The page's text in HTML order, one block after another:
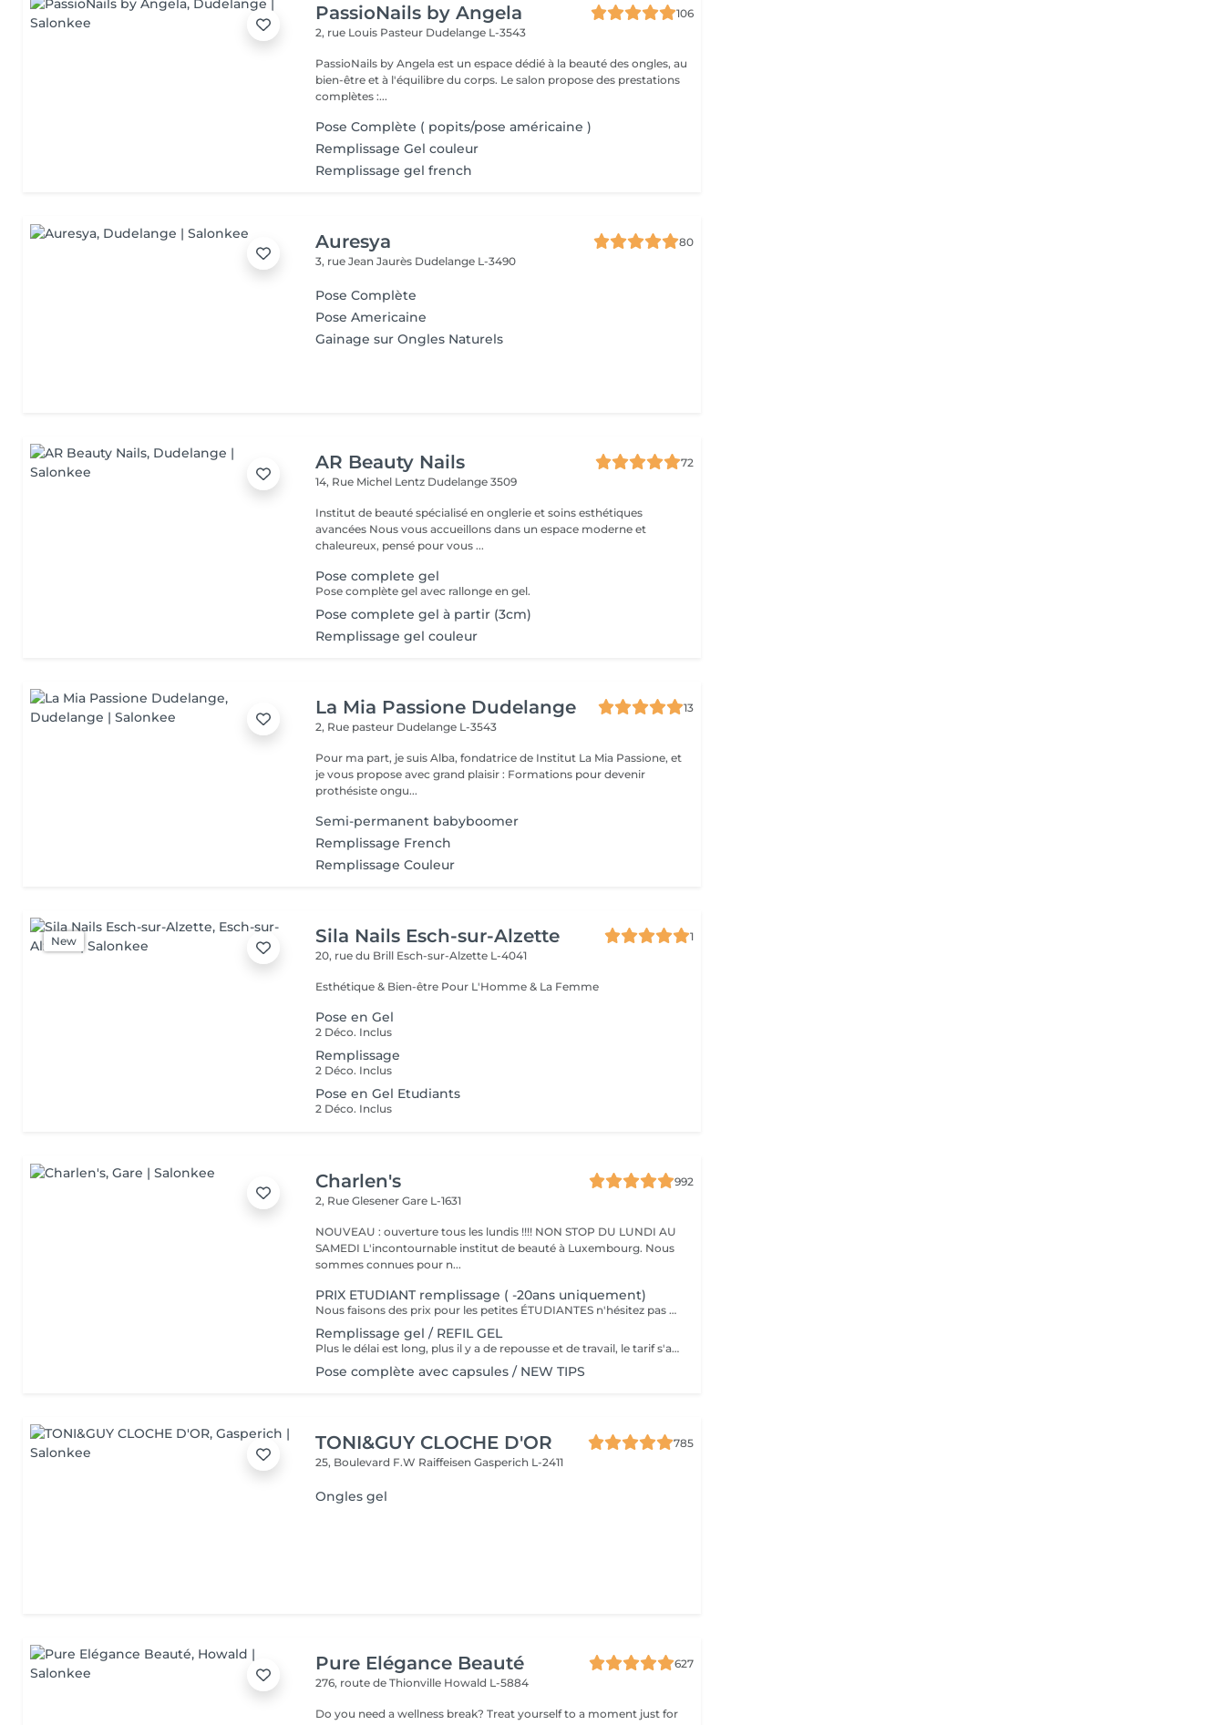
PassioNails by Angela
106
2, rue Louis Pasteur Dudelange L-3543
PassioNails by Angela est un espace dédié à la beauté des ongles, au
bien-être et à l'équilibre du corps. Le salon propose des prestations
complètes :...
Pose Complète ( popits/pose américaine )
Remplissage Gel couleur
Remplissage gel french
Auresya
80
3, rue Jean Jaurès Dudelange L-3490
Pose Complète
Pose Americaine
Gainage sur Ongles Naturels
AR Beauty Nails
72
14, Rue Michel Lentz Dudelange 3509
Institut de beauté spécialisé en onglerie et soins esthétiques
avancées Nous vous accueillons dans un espace moderne et
chaleureux, pensé pour vous ...
Pose complete gel
Pose complète gel avec rallonge en gel.
Pose complete gel à partir (3cm)
Remplissage gel couleur
La Mia Passione Dudelange
13
2, Rue pasteur Dudelange L-3543
Pour ma part, je suis Alba, fondatrice de Institut La Mia Passione, et
je vous propose avec grand plaisir : Formations pour devenir
prothésiste ongu...
Semi-permanent babyboomer
Remplissage French
Remplissage Couleur
New Sila Nails Esch-sur-Alzette
1
20, rue du Brill Esch-sur-Alzette L-4041
Esthétique & Bien-être Pour L'Homme & La Femme
Pose en Gel
2 Déco. Inclus
Remplissage
2 Déco. Inclus
Pose en Gel Etudiants
2 Déco. Inclus
Charlen's
992
2, Rue GlesenerGare L-1631
NOUVEAU : ouverture tous les lundis !!!! NON STOP DU LUNDI AU
SAMEDI L'incontournable institut de beauté à Luxembourg. Nous
sommes connues pour n...
PRIX ETUDIANT remplissage ( -20ans uniquement)
Nous faisons des prix pour les petites ÉTUDIANTES n'hésitez pas a passer
Remplissage gel / REFIL GEL
Plus le délai est long, plus il y a de repousse et de travail, le tarif s'adapte donc au temps écoulé depuis votre dernier rendez-vous. Merci de choisir le remplissage adapté
Pose complète avec capsules / NEW TIPS
TONI&GUY CLOCHE D'OR
785
25, Boulevard F.W RaiffeisenGasperich L-2411
Ongles gel
Pure Elégance Beauté
627
276, route de Thionville Howald L-5884
Do you need a wellness break? Treat yourself to a moment just for